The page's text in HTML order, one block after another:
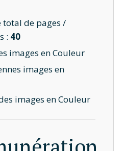
total de pages /
: 40
images en Couleur
images en
images en Couleur